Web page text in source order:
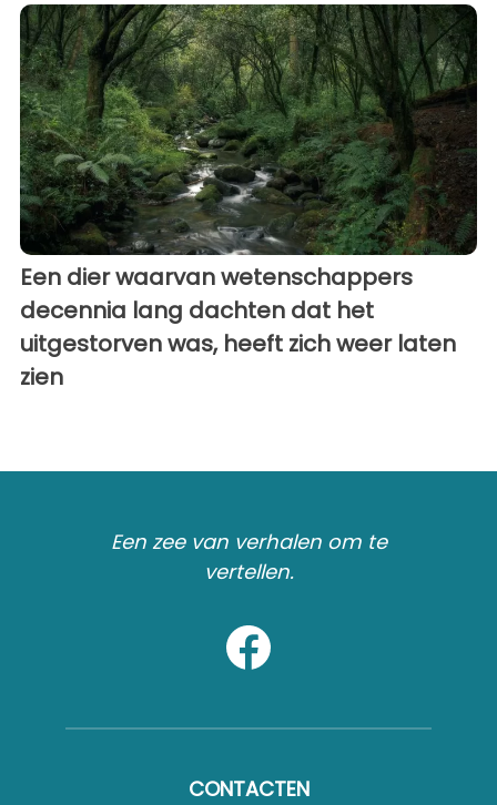
Een dier waarvan wetenschappers
decennia lang dachten dat het
uitgestorven was, heeft zich weer laten
zien
Een zee van verhalen om te
vertellen.
CONTACTEN